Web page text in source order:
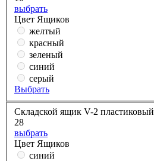
выбрать
Цвет Ящиков
желтый
красный
зеленый
синий
серый
Выбрать
Складской ящик V-2 пластиковый
28
выбрать
Цвет Ящиков
синий